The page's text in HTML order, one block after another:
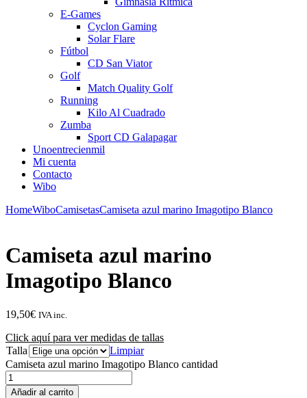
E-Games
Cyclon Gaming
Solar Flare
Fútbol
CD San Viator
Golf
Match Quality Golf
Running
Kilo Al Cuadrado
Zumba
Sport CD Galapagar
Unoentrecienmil
Mi cuenta
Contacto
Wibo
HomeWiboCamisetasCamiseta azul marino Imagotipo Blanco
Camiseta azul marino
Imagotipo Blanco
19,50€ IVA inc.
Click aquí para ver medidas de tallas
Talla
Limpiar
Camiseta azul marino Imagotipo Blanco cantidad
Añadir al carrito